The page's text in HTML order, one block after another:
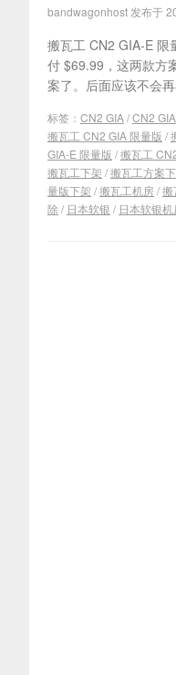
bandwagonhost 发布于
搬瓦工 CN2 GIA-E 限
付 $69.99，这两款方
案了。后面应该不会
标签： CN2 GIA/CN2
搬瓦工 CN2 GIA 限量版 /
GIA-E 限量版 /搬瓦工
搬瓦工下架 /搬瓦工方案
量版下架 /搬瓦工机房/搬
除 / 日本软银 / 日本软银